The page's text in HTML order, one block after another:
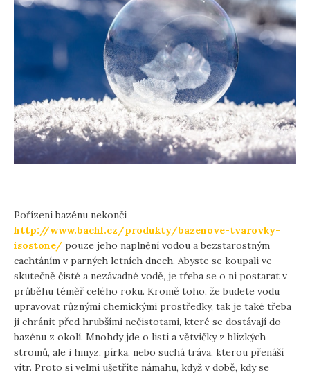
Pořízení bazénu nekončí
http://www.bachl.cz/produkty/bazenove-tvarovky-
isostone/ pouze jeho naplnění vodou a bezstarostným
cachtáním v parných letních dnech. Abyste se koupali ve
skutečně čisté a nezávadné vodě, je třeba se o ni postarat v
průběhu téměř celého roku. Kromě toho, že budete vodu
upravovat různými chemickými prostředky, tak je také třeba
ji chránit před hrubšími nečistotami, které se dostávají do
bazénu z okolí. Mnohdy jde o listí a větvičky z blízkých
stromů, ale i hmyz, pírka, nebo suchá tráva, kterou přenáší
vítr. Proto si velmi ušetříte námahu, když v době, kdy se